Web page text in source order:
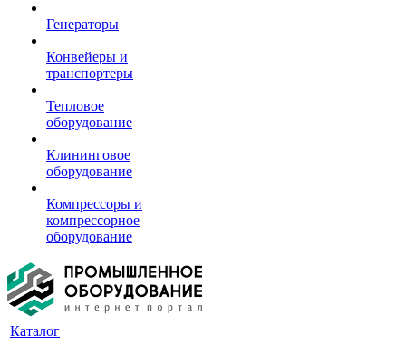
Генераторы
Конвейеры и
транспортеры
Тепловое
оборудование
Клининговое
оборудование
Компрессоры и
компрессорное
оборудование
Каталог